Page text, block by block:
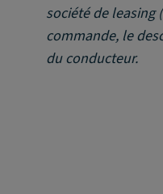
société de leasing
commande, le
du conducteur.